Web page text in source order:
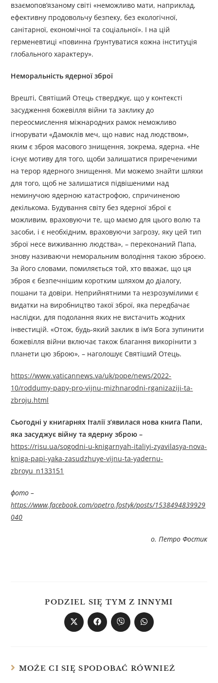
взаємопов’язаному світі «неможливо мати, наприклад,
ефективну продовольчу безпеку, без екологічної,
санітарної, економічної та соціальної». І на цій
герменевтиці «повинна ґрунтуватися кожна інституція
глобального характеру».
Неморальність ядерної зброї
Врешті, Святіший Отець стверджує, що у контексті
засудження божевілля війни та заклику до
переосмислення міжнародних рамок неможливо
ігнорувати «Дамоклів меч, що навис над людством»,
яким є зброя масового знищення, зокрема, ядерна. «Не
існує мотиву для того, щоби залишатися приреченими
на терор ядерного знищення. Ми можемо знайти шляхи
для того, щоб не залишатися підвішеними над
неминучою ядерною катастрофою, спричиненою
декількома. Будування світу без ядерної зброї є
можливим, враховуючи те, що маємо для цього волю та
засоби, і є необхідним, враховуючи загрозу, яку цей тип
зброї несе виживанню людства», – переконаний Папа,
знову називаючи неморальним володіння такою зброєю.
За його словами, помиляється той, хто вважає, що ця
зброя є безпечнішим коротким шляхом до діалогу,
пошани та довіри. Неприйнятними та незрозумілими є
видатки на виробництво такої зброї, яка передбачає
наслідки, для подолання яких не вистачить жодних
інвестицій. «Отож, будь-який заклик в ім’я Бога зупинити
божевілля війни включає також благання викорінити з
планети цю зброю», – наголошує Святіший Отець.
https://www.vaticannews.va/uk/pope/news/2022-
10/roddumy-papy-pro-vijnu-mizhnarodni-rganizaziji-ta-
zbroju.html
Сьогодні у книгарнях Італії з’явилася нова книга Папи,
яка засуджує війну та ядерну зброю –
https://risu.ua/sogodni-u-knigarnyah-italiyi-zyavilasya-nova-
kniga-papi-yaka-zasudzhuye-vijnu-ta-yadernu-
zbroyu_n133151
фото –
https://www.facebook.com/opetro.fostyk/posts/1538494839929
040
о. Петро Фостик
PODZIEL SIĘ TYM Z INNYMI
MOŻE CI SIĘ SPODOBAĆ RÓWNIEŻ